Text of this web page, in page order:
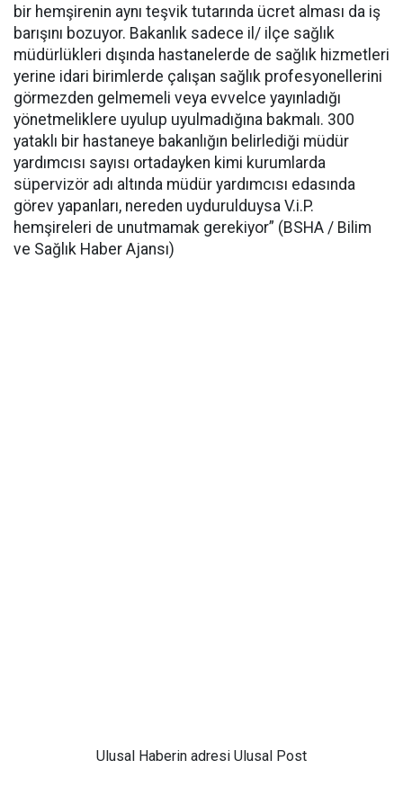
bir hemşirenin aynı teşvik tutarında ücret alması da iş
barışını bozuyor. Bakanlık sadece il/ ilçe sağlık
müdürlükleri dışında hastanelerde de sağlık hizmetleri
yerine idari birimlerde çalışan sağlık profesyonellerini
görmezden gelmemeli veya evvelce yayınladığı
yönetmeliklere uyulup uyulmadığına bakmalı. 300
yataklı bir hastaneye bakanlığın belirlediği müdür
yardımcısı sayısı ortadayken kimi kurumlarda
süpervizör adı altında müdür yardımcısı edasında
görev yapanları, nereden uydurulduysa V.i.P.
hemşireleri de unutmamak gerekiyor” (BSHA / Bilim
ve Sağlık Haber Ajansı)
Ulusal Haberin adresi Ulusal Post